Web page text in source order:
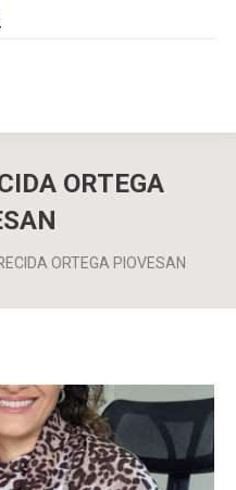
ORTEGA
ORTEGA PIOVESAN